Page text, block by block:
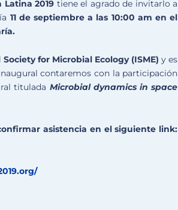
Latina 2019 tiene el agrado de invitarlo a
11 de septiembre a las 10:00 am en el
for Microbial Ecology (ISME) y es
contaremos con la participación
titulada Microbial dynamics in space
asistencia en el siguiente link: